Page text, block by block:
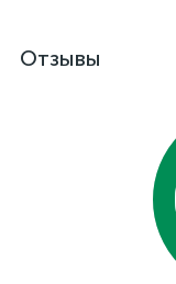
Отзывы